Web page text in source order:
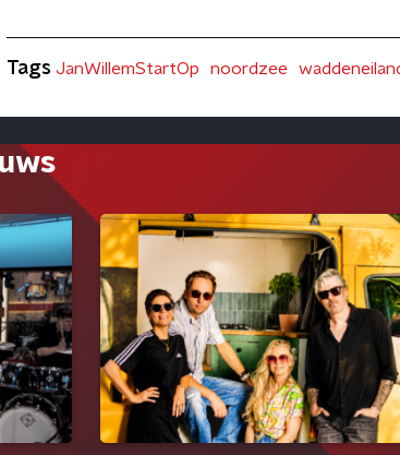
Tags JanWillemStartOp noordzee